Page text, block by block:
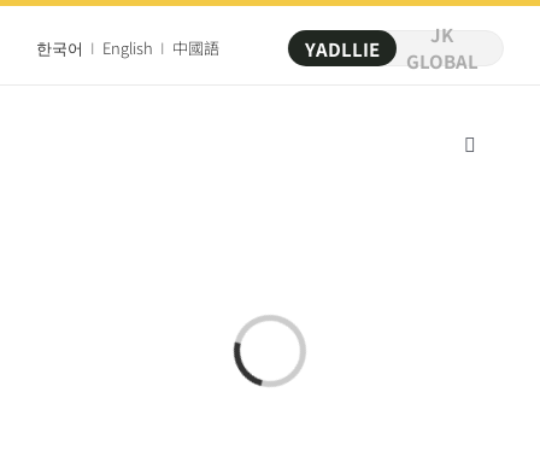
Skip
content한국어 I English I 中國語 YADLLIE
JK
GLOBAL
Toggle
Loading...